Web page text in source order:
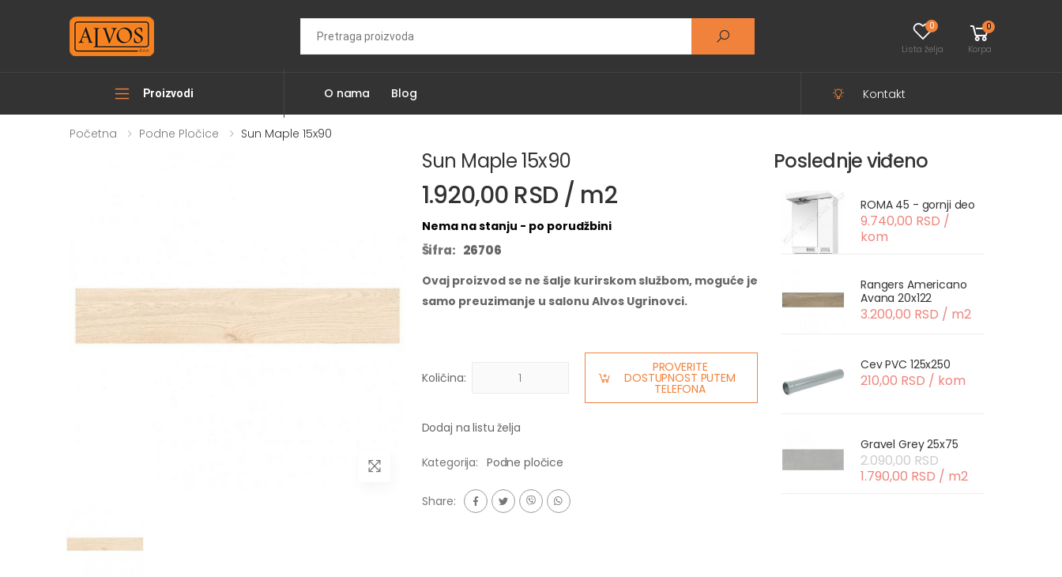
0
Lista želja
0
Korpa
Proizvodi O nama Blog Kontakt
Početna Podne Pločice Sun Maple 15x90
Sun Maple 15x90
1.920,00 RSD / m2
Nema na stanju - po porudžbini
Šifra: 26706
Ovaj proizvod se ne šalje kurirskom službom, moguće je
samo preuzimanje u salonu Alvos Ugrinovci.
Količina:
PROVERITE
DOSTUPNOST PUTEM
TELEFONA
Dodaj na listu želja
Kategorija: Podne pločice
Share:
Poslednje viđeno
ROMA 45 - gornji deo
9.740,00 RSD /
kom
Rangers Americano
Avana 20x122
3.200,00 RSD / m2
Cev PVC 125x250
210,00 RSD / kom
Gravel Grey 25x75
2.090,00 RSD
1.790,00 RSD / m2